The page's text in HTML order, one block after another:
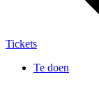
Tickets
Te doen